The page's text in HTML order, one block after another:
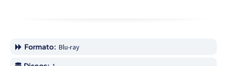
Formato: Blu-ray